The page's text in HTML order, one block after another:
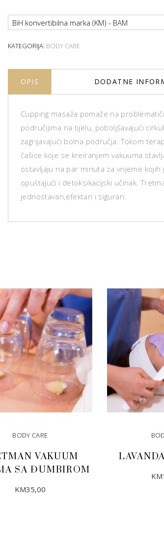
BiH konvertibilna marka (KM) - BAM
KATEGORIJA: BODY CARE
OPIS DODATNE
Cupping masaža pomaže na
područijima na tijelu, poboljšavajući
zagrijavajući bolna područja. Tokom
čašice koje se kreiranjem vakuuma
ostavljaju na par minuta za vrijeme kojih
opuštajući i detoksikacijski učinak.
jednostavan,efektan i siguran.
BODY CARE
VAKUUM
SA ĐUMBIROM
KM35,00
KM